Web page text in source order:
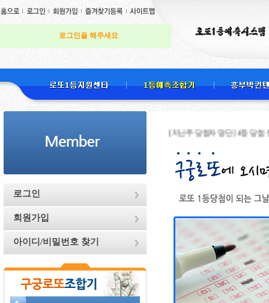
로그인을 해주세요
로그인
회원가입
아이디/비밀번호 찾기
[지난주 당첨자 명단] 4등 당첨 천하